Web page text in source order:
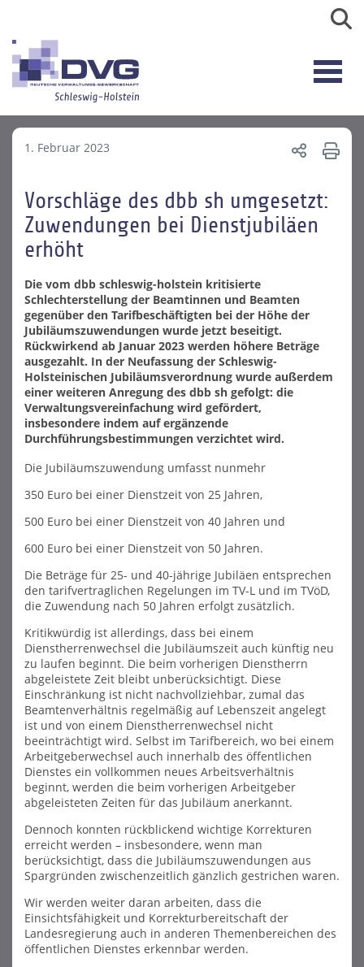
1. Februar 2023
Vorschläge des dbb sh umgesetzt:
Zuwendungen bei Dienstjubiläen
erhöht
Die vom dbb schleswig-holstein kritisierte
Schlechterstellung der Beamtinnen und Beamten
gegenüber den Tarifbeschäftigten bei der Höhe der
Jubiläumszuwendungen wurde jetzt beseitigt.
Rückwirkend ab Januar 2023 werden höhere Beträge
ausgezahlt. In der Neufassung der Schleswig-
Holsteinischen Jubiläumsverordnung wurde außerdem
einer weiteren Anregung des dbb sh gefolgt: die
Verwaltungsvereinfachung wird gefördert,
insbesondere indem auf ergänzende
Durchführungsbestimmungen verzichtet wird.
Die Jubiläumszuwendung umfasst nunmehr
350 Euro bei einer Dienstzeit von 25 Jahren,
500 Euro bei einer Dienstzeit von 40 Jahren und
600 Euro bei einer Dienstzeit von 50 Jahren.
Die Beträge für 25- und 40-jährige Jubiläen entsprechen
den tarifvertraglichen Regelungen im TV-L und im TVöD,
die Zuwendung nach 50 Jahren erfolgt zusätzlich.
Kritikwürdig ist allerdings, dass bei einem
Dienstherrenwechsel die Jubiläumszeit auch künftig neu
zu laufen beginnt. Die beim vorherigen Dienstherrn
abgeleistete Zeit bleibt unberücksichtigt. Diese
Einschränkung ist nicht nachvollziehbar, zumal das
Beamtenverhältnis regelmäßig auf Lebenszeit angelegt
ist und von einem Dienstherrenwechsel nicht
beeinträchtigt wird. Selbst im Tarifbereich, wo bei einem
Arbeitgeberwechsel auch innerhalb des öffentlichen
Dienstes ein vollkommen neues Arbeitsverhältnis
beginnt, werden die beim vorherigen Arbeitgeber
abgeleisteten Zeiten für das Jubiläum anerkannt.
Dennoch konnten rückblickend wichtige Korrekturen
erreicht werden – insbesondere, wenn man
berücksichtigt, dass die Jubiläumszuwendungen aus
Spargründen zwischenzeitlich gänzlich gestrichen waren.
Wir werden weiter daran arbeiten, dass die
Einsichtsfähigkeit und Korrekturbereitschaft der
Landesregierung auch in anderen Themenbereichen des
öffentlichen Dienstes erkennbar werden.